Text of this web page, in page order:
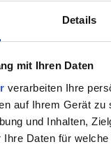
Details
mit Ihren Daten
verarbeiten Ihre
auf Ihrem Gerät
und Inhalten,
Ihre Daten für
Durch
denen der